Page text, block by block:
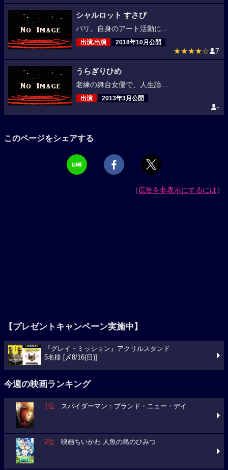
シャルロット すさび
パリ。自身のアート活動に...
出演,出演 2018年10月公開
★★★★☆ 7
うらぎりひめ
老練の舞台女優で、人生論...
出演 2013年3月公開
-
このページをシェアする
（広告を非表示にするには）
【プレゼントキャンペーン実施中】
『グレイ・ミッション』アクリルスタンド
5名様 [〆8/16(日)]
今週の映画ランキング
1位 スパイダーマン：ブランド・ニュー・デイ
2位 映画ちいかわ 人魚の島のひみつ